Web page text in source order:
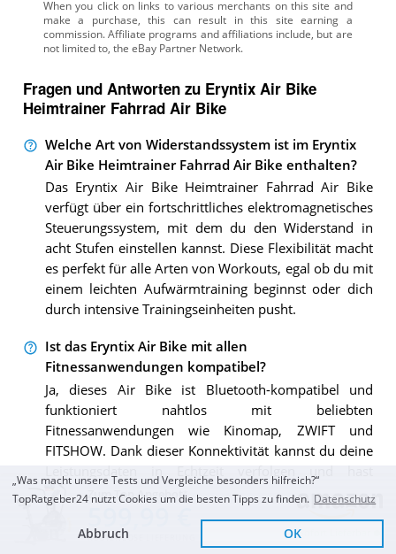
Zum Top Angebot
KOSTENLOSE LIEFERUNG Sofort Lieferbar
Fragen und Antworten zu Eryntix Air Bike
Heimtrainer Fahrrad Air Bike
Welche Art von Widerstandssystem ist im Eryntix
Air Bike Heimtrainer Fahrrad Air Bike enthalten?
Das Eryntix Air Bike Heimtrainer Fahrrad Air Bike
verfügt über ein fortschrittliches elektromagnetisches
Steuerungssystem, mit dem du den Widerstand in
acht Stufen einstellen kannst. Diese Flexibilität macht
es perfekt für alle Arten von Workouts, egal ob du mit
einem leichten Aufwärmtraining beginnst oder dich
durch intensive Trainingseinheiten pusht.
Ist das Eryntix Air Bike mit allen
Fitnessanwendungen kompatibel?
Ja, dieses Air Bike ist Bluetooth-kompatibel und
funktioniert nahtlos mit beliebten
Fitnessanwendungen wie Kinomap, ZWIFT und
FITSHOW. Dank dieser Konnektivität kannst du deine
Leistungsdaten in Echtzeit verfolgen und hast
gleichzeitig Zugriff auf personalisierte
Fitnessherausforderungen, um dich zu motivieren.
„Was macht unsere Tests und Vergleiche besonders hilfreich?“
TopRatgeber24 nutzt Cookies um die besten Tipps zu finden. Datenschutz
Abbruch OK